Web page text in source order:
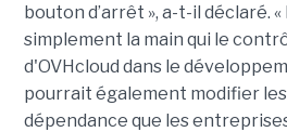
bouton d’arrêt », a-t-il déclaré.
simplement la main qui le
d'OVHcloud dans le
pourrait également modifier les
dépendance que les